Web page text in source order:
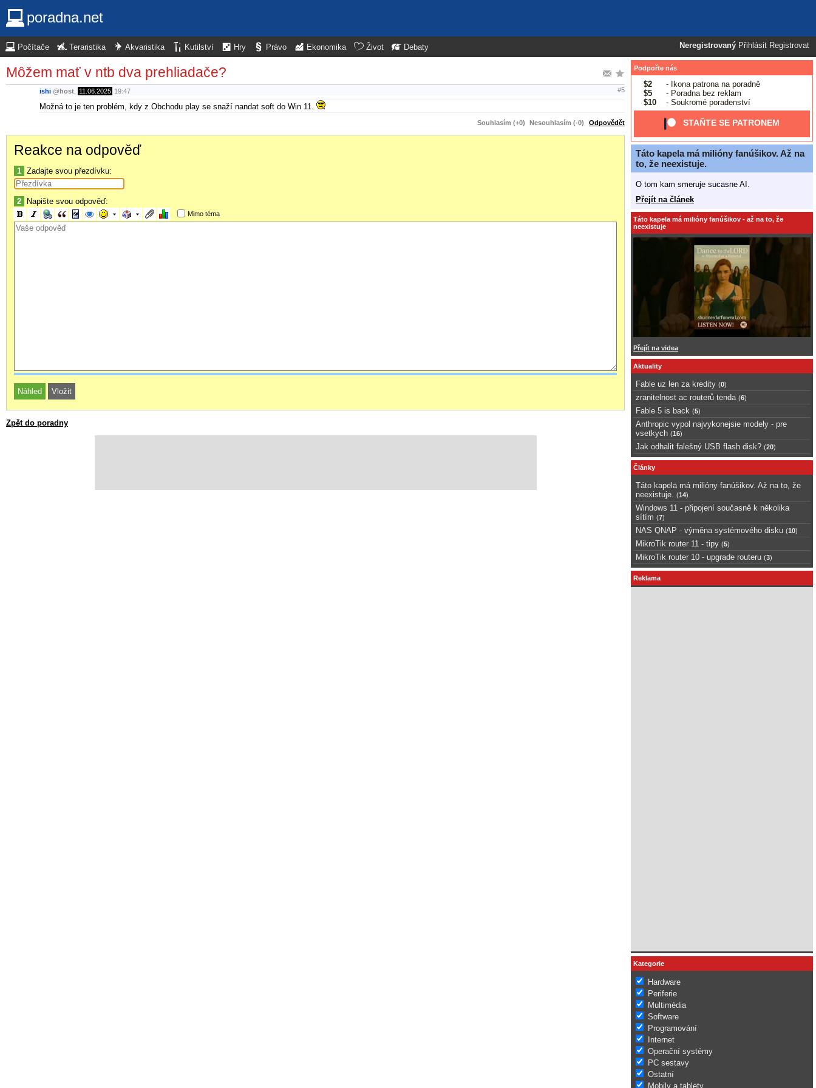
poradna.net
Neregistrovaný Přihlásit Registrovat
Počítače Teraristika Akvaristika Kutilství Hry Právo Ekonomika Život Debaty
Môžem mať v ntb dva prehliadače?
ishi @host 11.06.2025 19:47 #5
Možná to je ten problém, kdy z Obchodu play se snaží nandat soft do Win 11.
Souhlasím (+0) Nesouhlasím (-0) Odpovědět
Reakce na odpověď
1 Zadajte svou přezdívku:
2 Napište svou odpověď:
Mimo téma
Zpět do poradny
Podpořte nás
$2
- Ikona patrona na poradně
$5
- Poradna bez reklam
$10
- Soukromé poradenství
STAŇTE SE PATRONEM
Táto kapela má milióny fanúšikov. Až na
to, že neexistuje.
O tom kam smeruje sucasne AI.
Přejít na článek
Táto kapela má milióny fanúšikov - až na to, že
neexistuje
Přejít na videa
Aktuality
Fable uz len za kredity (0)
zranitelnost ac routerů tenda (6)
Fable 5 is back (5)
Anthropic vypol najvykonejsie modely - pre
vsetkych (16)
Jak odhalit falešný USB flash disk? (20)
Články
Táto kapela má milióny fanúšikov. Až na to, že
neexistuje.
(14)
Windows 11 - připojení současně k několika
sítím (7)
NAS QNAP - výměna systémového disku (10)
MikroTik router 11 - tipy (5)
MikroTik router 10 - upgrade routeru (3)
Reklama
Kategorie
Hardware
Periferie
Multimédia
Software
Programování
Internet
Operační systémy
PC sestavy
Ostatní
Mobily a tablety